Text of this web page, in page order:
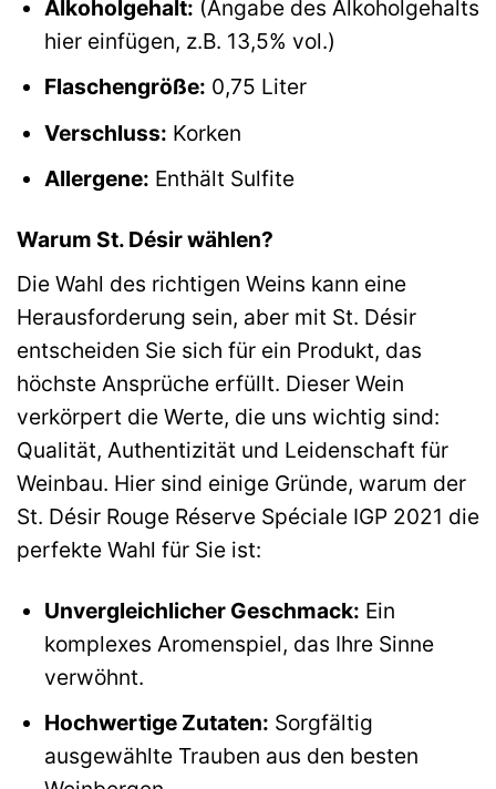
Alkoholgehalt: (Angabe des Alkoholgehalts
hier einfügen, z.B. 13,5% vol.)
Flaschengröße: 0,75 Liter
Verschluss: Korken
Allergene: Enthält Sulfite
Warum St. Désir wählen?
Die Wahl des richtigen Weins kann eine
Herausforderung sein, aber mit St. Désir
entscheiden Sie sich für ein Produkt, das
höchste Ansprüche erfüllt. Dieser Wein
verkörpert die Werte, die uns wichtig sind:
Qualität, Authentizität und Leidenschaft für
Weinbau. Hier sind einige Gründe, warum der
St. Désir Rouge Réserve Spéciale IGP 2021 die
perfekte Wahl für Sie ist:
Unvergleichlicher Geschmack: Ein
komplexes Aromenspiel, das Ihre Sinne
verwöhnt.
Hochwertige Zutaten: Sorgfältig
ausgewählte Trauben aus den besten